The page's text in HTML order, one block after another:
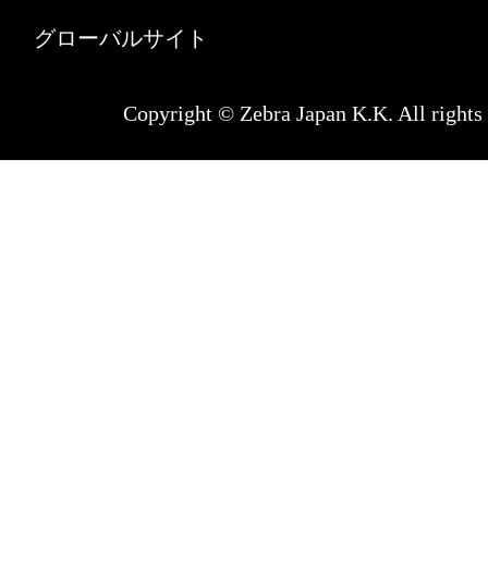
グローバルサイト
Copyright © Zebra Japan K.K. All rights